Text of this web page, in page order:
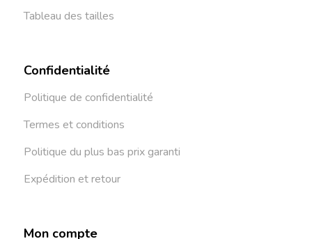
Tableau des tailles
Confidentialité
Politique de confidentialité
Termes et conditions
Politique du plus bas prix garanti
Expédition et retour
Mon compte